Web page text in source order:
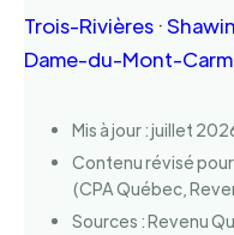
Trois-Rivières ·
Dame-du-Mont-
Mis à jour : juillet
Contenu révisé
(CPA Québec,
Sources : Revenu